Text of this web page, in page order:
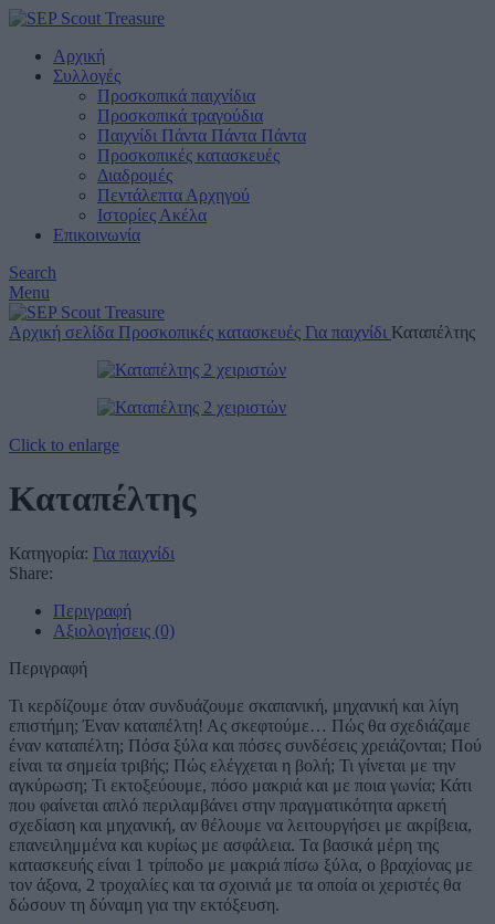
Αρχική
Συλλογές
Προσκοπικά παιχνίδια
Προσκοπικά τραγούδια
Παιχνίδι Πάντα Πάντα Πάντα
Προσκοπικές κατασκευές
Διαδρομές
Πεντάλεπτα Αρχηγού
Ιστορίες Ακέλα
Επικοινωνία
Search
Menu
Αρχική σελίδα Προσκοπικές κατασκευές Για παιχνίδι Καταπέλτης
Click to enlarge
Καταπέλτης
Κατηγορία: Για παιχνίδι
Share:
Περιγραφή
Αξιολογήσεις (0)
Περιγραφή
Τι κερδίζουμε όταν συνδυάζουμε σκαπανική, μηχανική και λίγη
επιστήμη; Έναν καταπέλτη! Ας σκεφτούμε… Πώς θα σχεδιάζαμε
έναν καταπέλτη; Πόσα ξύλα και πόσες συνδέσεις χρειάζονται; Πού
είναι τα σημεία τριβής; Πώς ελέγχεται η βολή; Τι γίνεται με την
αγκύρωση; Τι εκτοξεύουμε, πόσο μακριά και με ποια γωνία; Κάτι
που φαίνεται απλό περιλαμβάνει στην πραγματικότητα αρκετή
σχεδίαση και μηχανική, αν θέλουμε να λειτουργήσει με ακρίβεια,
επανειλημμένα και κυρίως με ασφάλεια. Τα βασικά μέρη της
κατασκευής είναι 1 τρίποδο με μακριά πίσω ξύλα, ο βραχίονας με
τον άξονα, 2 τροχαλίες και τα σχοινιά με τα οποία οι χεριστές θα
δώσουν τη δύναμη για την εκτόξευση.